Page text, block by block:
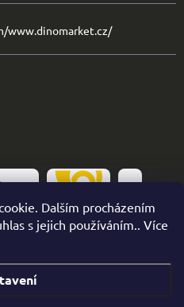
Dalším procházením
s jejich používáním.. Více
www.dinomarket.cz/